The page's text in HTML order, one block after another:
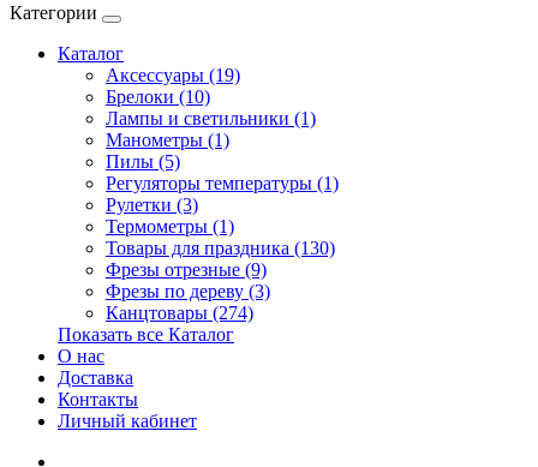
Категории
Каталог
Аксессуары (19)
Брелоки (10)
Лампы и светильники (1)
Манометры (1)
Пилы (5)
Регуляторы температуры (1)
Рулетки (3)
Термометры (1)
Товары для праздника (130)
Фрезы отрезные (9)
Фрезы по дереву (3)
Канцтовары (274)
Показать все Каталог
О нас
Доставка
Контакты
Личный кабинет